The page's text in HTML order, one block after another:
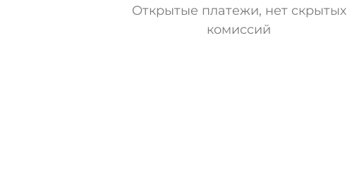
Открытые платежи, нет скрытых
комиссий